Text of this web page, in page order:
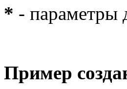
* - параметры
Пример